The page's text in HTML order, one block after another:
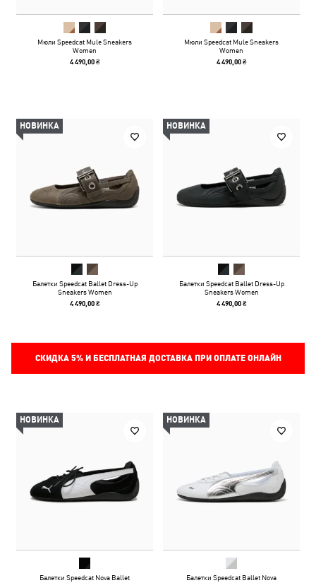
Мюли Speedcat Mule Sneakers
Women
4 490,00 ₴
Мюли Speedcat Mule Sneakers
Women
4 490,00 ₴
НОВИНКА
Балетки Speedcat Ballet Dress-Up
Sneakers Women
4 490,00 ₴
НОВИНКА
Балетки Speedcat Ballet Dress-Up
Sneakers Women
4 490,00 ₴
СКИДКА 5%И БЕСПЛАТНАЯ ДОСТАВКА ПРИ ОПЛАТЕ ОНЛАЙН
НОВИНКА
Балетки Speedcat Nova Ballet
НОВИНКА
Балетки Speedcat Ballet Nova